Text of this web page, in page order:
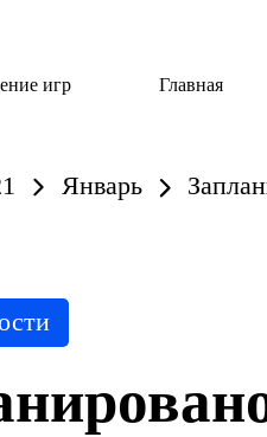
игр Главная
Январь